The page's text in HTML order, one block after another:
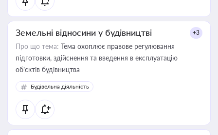
Земельні відносини у будівництві +3
Про що тема: Тема охоплює правове регулювання
підготовки, здійснення та введення в експлуатацію
об’єктів будівництва
Будівельна діяльність